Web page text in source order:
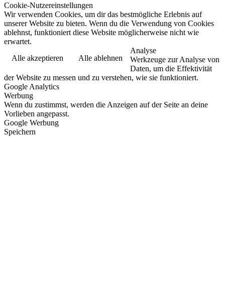
Cookie-Nutzereinstellungen
Wir verwenden Cookies, um dir das bestmögliche Erlebnis auf
unserer Website zu bieten. Wenn du die Verwendung von Cookies
ablehnst, funktioniert diese Website möglicherweise nicht wie
erwartet.
Alle akzeptieren
Alle ablehnen
Analyse
Werkzeuge zur Analyse von
Daten, um die Effektivität
der Website zu messen und zu verstehen, wie sie funktioniert.
Google Analytics
Werbung
Wenn du zustimmst, werden die Anzeigen auf der Seite an deine
Vorlieben angepasst.
Google Werbung
Speichern